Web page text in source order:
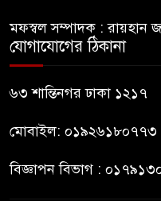
মফস্বল সম্পাদক : রায়হান
যোগাযোগের ঠিকানা
৬৩ শান্তিনগর ঢাকা ১২১৭
মোবাইল: ০১৯২৬১৮০৭৭৩
বিজ্ঞাপন বিভাগ :